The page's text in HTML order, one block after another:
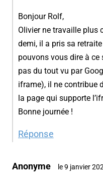
Bonjour Rolf,
Olivier ne travaille plus
demi, il a pris sa
pouvons vous dire à ce
pas du tout vu par
iframe), il ne contribue
la page qui supporte
Bonne journée !
Réponse
Anonyme le 9 janvier